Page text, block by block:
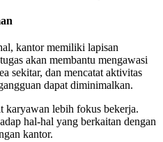
kantor memiliki lapisan
akan membantu mengawasi
sekitar, dan mencatat aktivitas
dapat diminimalkan.
karyawan lebih fokus bekerja.
hal-hal yang berkaitan dengan
kantor.